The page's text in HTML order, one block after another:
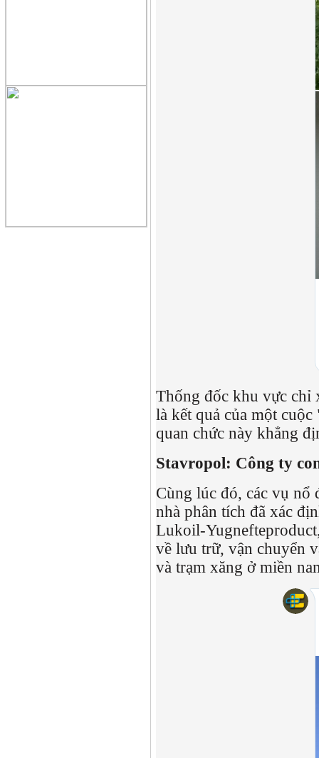
Thống đốc khu vực chỉ
là kết quả của một
quan chức này khẳng
Stavropol: Công ty
Cùng lúc đó, các vụ nổ
nhà phân tích đã xác
Lukoil-
về lưu trữ, vận chuyển
và trạm xăng ở miền